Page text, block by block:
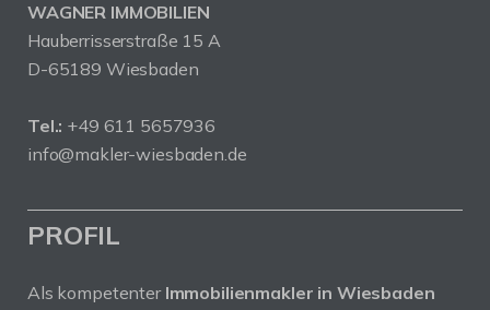
WAGNER IMMOBILIEN
Hauberrisserstraße 15 A
D-65189 Wiesbaden
Tel.: +49 611 5657936
info@makler-wiesbaden.de
PROFIL
Als kompetenter Immobilienmakler in Wiesbaden